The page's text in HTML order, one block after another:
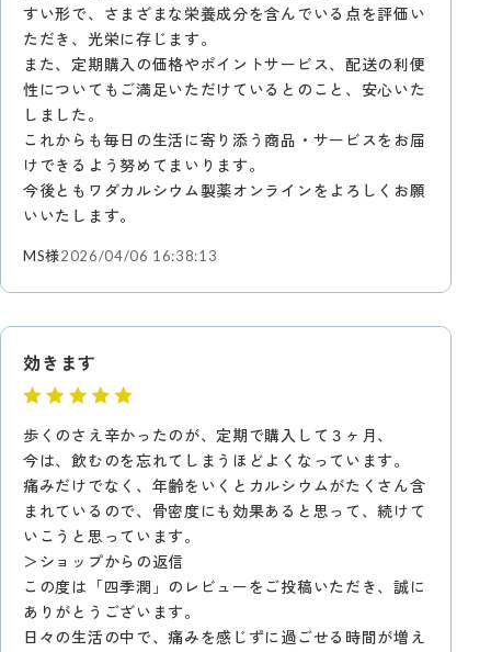
すい形で、さまざまな栄養成分を含んでいる点を評価い
ただき、光栄に存じます。
また、定期購入の価格やポイントサービス、配送の利便
性についてもご満足いただけているとのこと、安心いた
しました。
これからも毎日の生活に寄り添う商品・サービスをお届
けできるよう努めてまいります。
今後ともワダカルシウム製薬オンラインをよろしくお願
いいたします。
MS様2026/04/06 16:38:13
効きます
歩くのさえ辛かったのが、定期で購入して３ヶ月、
今は、飲むのを忘れてしまうほどよくなっています。
痛みだけでなく、年齢をいくとカルシウムがたくさん含
まれているので、骨密度にも効果あると思って、続けて
いこうと思っています。
＞ショップからの返信
この度は「四季潤」のレビューをご投稿いただき、誠に
ありがとうございます。
日々の生活の中で、痛みを感じずに過ごせる時間が増え